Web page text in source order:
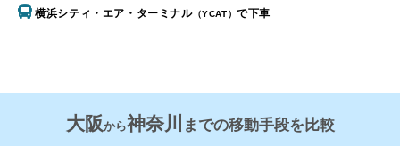
横浜シティ・エア・ターミナル（YCAT）で下車
大阪から神奈川 までの移動手段を比較